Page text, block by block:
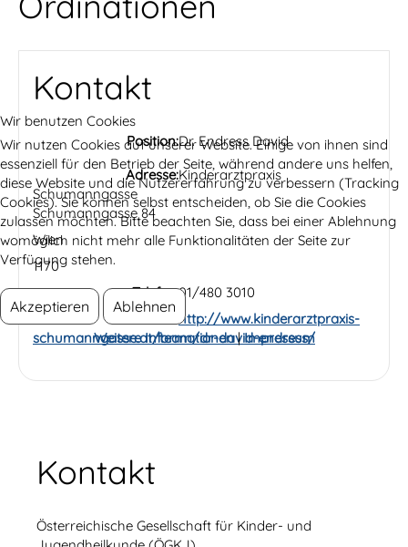
Kontakt
Position:Dr. Endress David
Adresse:Kinderarztpraxis
Schumanngasse
Schumanngasse 84
Wien
1170
Telefon:01/480 3010
Website:http://www.kinderarztpraxis-
schumanngasse.at/team/dr-david-endress/
Kontakt
Österreichische Gesellschaft für Kinder- und
Wir benutzen Cookies
Wir nutzen Cookies auf unserer Website. Einige von ihnen sind
essenziell für den Betrieb der Seite, während andere uns helfen,
diese Website und die Nutzererfahrung zu verbessern (Tracking
Cookies). Sie können selbst entscheiden, ob Sie die Cookies
zulassen möchten. Bitte beachten Sie, dass bei einer Ablehnung
womöglich nicht mehr alle Funktionalitäten der Seite zur
Verfügung stehen.
Akzeptieren Ablehnen
Weitere Informationen|Impressum